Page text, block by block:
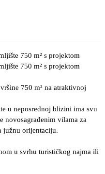
750 m² s projektom
750 m² s projektom
750 m² na atraktivnoj
u neposrednoj blizini ima svu
novosagrađenim vilama za
južnu orijentaciju.
u svrhu turističkog najma ili